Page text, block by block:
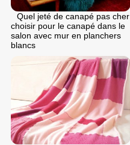
Quel jeté de canapé pas cher
choisir pour le canapé dans le
salon avec mur en planchers
blancs